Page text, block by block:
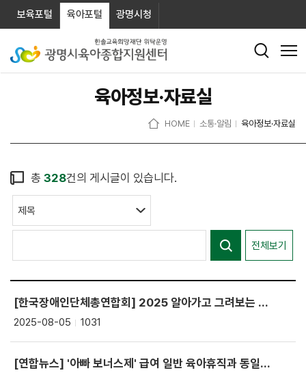
보육포털 육아포털 광명시청
육아정보·자료실
HOME 소통·알림 육아정보·자료실
총 328건의 게시글이 있습니다.
전체보기
[한국장애인단체총연합회] 2025 알아가고 그려보는 장애인식개선 그림 공모전 전시회 안내
2025-08-05 1031
[연합뉴스] '아빠 보너스제' 급여 일반 육아휴직과 동일하게 인상